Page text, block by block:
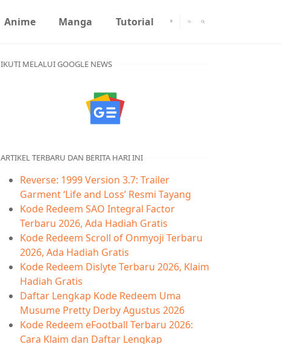
Anime Manga Tutorial
IKUTI MELALUI GOOGLE NEWS
ARTIKEL TERBARU DAN BERITA HARI INI
Reverse: 1999 Version 3.7: Trailer
Garment ‘Life and Loss’ Resmi Tayang
Kode Redeem SAO Integral Factor
Terbaru 2026, Ada Hadiah Gratis
Kode Redeem Scroll of Onmyoji Terbaru
2026, Ada Hadiah Gratis
Kode Redeem Dislyte Terbaru 2026, Klaim
Hadiah Gratis
Daftar Lengkap Kode Redeem Uma
Musume Pretty Derby Agustus 2026
Kode Redeem eFootball Terbaru 2026:
Cara Klaim dan Daftar Lengkap